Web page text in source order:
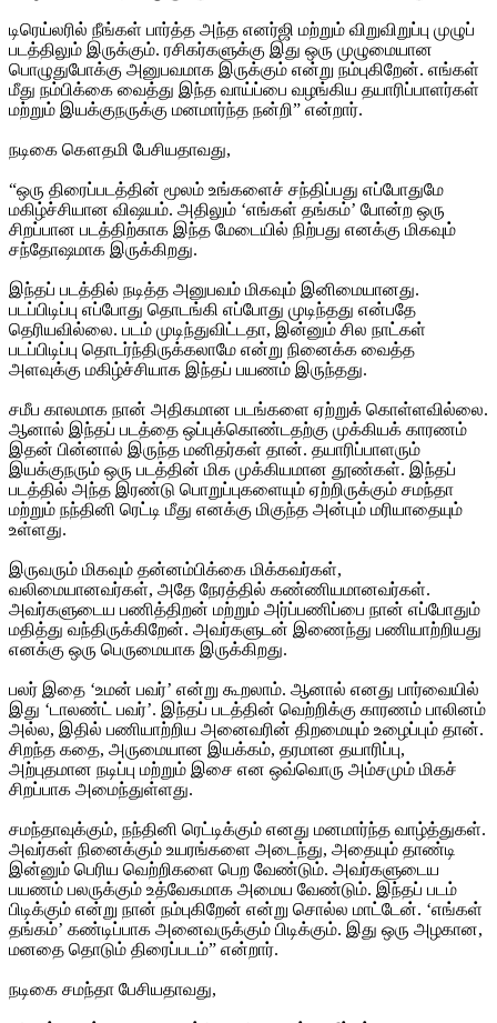
டிரெய்லரில் நீங்கள் பார்த்த அந்த எனர்ஜி மற்றும் விறுவிறுப்பு முழுப்
படத்திலும் இருக்கும். ரசிகர்களுக்கு இது ஒரு முழுமையான
பொழுதுபோக்கு அனுபவமாக இருக்கும் என்று நம்புகிறேன். எங்கள்
மீது நம்பிக்கை வைத்து இந்த வாய்ப்பை வழங்கிய தயாரிப்பாளர்கள்
மற்றும் இயக்குநருக்கு மனமார்ந்த நன்றி” என்றார்.
நடிகை கௌதமி பேசியதாவது,
“ஒரு திரைப்படத்தின் மூலம் உங்களைச் சந்திப்பது எப்போதுமே
மகிழ்ச்சியான விஷயம். அதிலும் ‘எங்கள் தங்கம்’ போன்ற ஒரு
சிறப்பான படத்திற்காக இந்த மேடையில் நிற்பது எனக்கு மிகவும்
சந்தோஷமாக இருக்கிறது.
இந்தப் படத்தில் நடித்த அனுபவம் மிகவும் இனிமையானது.
படப்பிடிப்பு எப்போது தொடங்கி எப்போது முடிந்தது என்பதே
தெரியவில்லை. படம் முடிந்துவிட்டதா, இன்னும் சில நாட்கள்
படப்பிடிப்பு தொடர்ந்திருக்கலாமே என்று நினைக்க வைத்த
அளவுக்கு மகிழ்ச்சியாக இந்தப் பயணம் இருந்தது.
சமீப காலமாக நான் அதிகமான படங்களை ஏற்றுக் கொள்ளவில்லை.
ஆனால் இந்தப் படத்தை ஒப்புக்கொண்டதற்கு முக்கியக் காரணம்
இதன் பின்னால் இருந்த மனிதர்கள் தான். தயாரிப்பாளரும்
இயக்குநரும் ஒரு படத்தின் மிக முக்கியமான தூண்கள். இந்தப்
படத்தில் அந்த இரண்டு பொறுப்புகளையும் ஏற்றிருக்கும் சமந்தா
மற்றும் நந்தினி ரெட்டி மீது எனக்கு மிகுந்த அன்பும் மரியாதையும்
உள்ளது.
இருவரும் மிகவும் தன்னம்பிக்கை மிக்கவர்கள்,
வலிமையானவர்கள், அதே நேரத்தில் கண்ணியமானவர்கள்.
அவர்களுடைய பணித்திறன் மற்றும் அர்ப்பணிப்பை நான் எப்போதும்
மதித்து வந்திருக்கிறேன். அவர்களுடன் இணைந்து பணியாற்றியது
எனக்கு ஒரு பெருமையாக இருக்கிறது.
பலர் இதை ‘உமன் பவர்’ என்று கூறலாம். ஆனால் எனது பார்வையில்
இது ‘டாலண்ட் பவர்’. இந்தப் படத்தின் வெற்றிக்கு காரணம் பாலினம்
அல்ல, இதில் பணியாற்றிய அனைவரின் திறமையும் உழைப்பும் தான்.
சிறந்த கதை, அருமையான இயக்கம், தரமான தயாரிப்பு,
அற்புதமான நடிப்பு மற்றும் இசை என ஒவ்வொரு அம்சமும் மிகச்
சிறப்பாக அமைந்துள்ளது.
சமந்தாவுக்கும், நந்தினி ரெட்டிக்கும் எனது மனமார்ந்த வாழ்த்துகள்.
அவர்கள் நினைக்கும் உயரங்களை அடைந்து, அதையும் தாண்டி
இன்னும் பெரிய வெற்றிகளை பெற வேண்டும். அவர்களுடைய
பயணம் பலருக்கும் உத்வேகமாக அமைய வேண்டும். இந்தப் படம்
பிடிக்கும் என்று நான் நம்புகிறேன் என்று சொல்ல மாட்டேன். ‘எங்கள்
தங்கம்’ கண்டிப்பாக அனைவருக்கும் பிடிக்கும். இது ஒரு அழகான,
மனதை தொடும் திரைப்படம்” என்றார்.
நடிகை சமந்தா பேசியதாவது,